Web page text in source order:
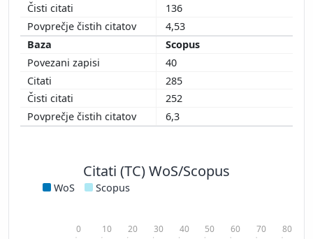
136
4,53
Scopus
40
285
252
6,3
Citati (TC) WoS/Scopus
WoS Scopus
0 10 20 30 40 50 60 70 80